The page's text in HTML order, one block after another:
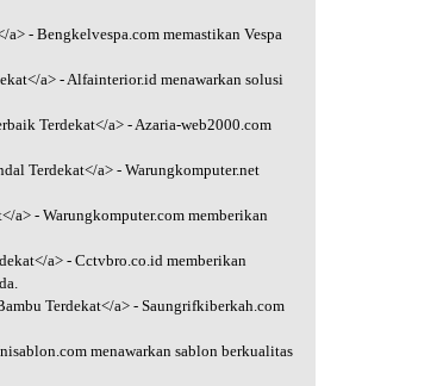
a> - Bengkelvespa.com memastikan Vespa
a> - Alfainterior.id menawarkan solusi
Terdekat</a> - Azaria-web2000.com
Terdekat</a> - Warungkomputer.net
a> - Warungkomputer.com memberikan
a> - Cctvbro.co.id memberikan
Terdekat</a> - Saungrifkiberkah.com
menawarkan sablon berkualitas